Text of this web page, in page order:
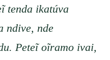
tenda ikatúva
ndive, nde
Peteĩ oĩramo ivai,